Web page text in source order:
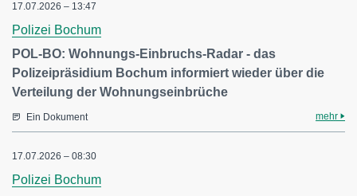
17.07.2026 – 13:47
Polizei Bochum
POL-BO: Wohnungs-Einbruchs-Radar - das
Polizeipräsidium Bochum informiert wieder über die
Verteilung der Wohnungseinbrüche
Ein Dokument mehr
17.07.2026 – 08:30
Polizei Bochum